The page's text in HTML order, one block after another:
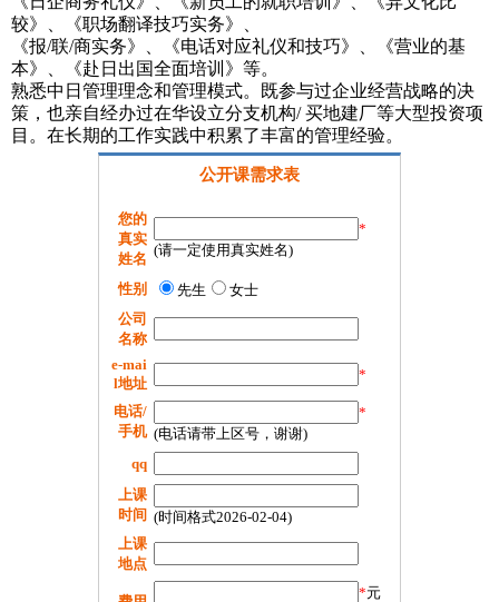
较》、《职场翻译技巧实务》、
《报/联/商实务》、《电话对应礼仪和技巧》、《营业的基
本》、《赴日出国全面培训》等。
熟悉中日管理理念和管理模式。既参与过企业经营战略的决
策，也亲自经办过在华设立分支机构/ 买地建厂等大型投资项
目。在长期的工作实践中积累了丰富的管理经验。
公开课需求表
您的
真实
姓名
*
(请一定使用真实姓名)
性别 先生
女士
公司
名称
e-mai
l地址
*
电话/
手机
*
(电话请带上区号，谢谢)
qq
上课
时间 (时间格式2026-02-04)
上课
地点
*元